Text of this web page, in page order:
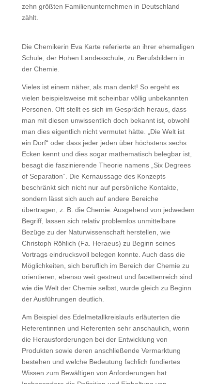
zehn größten Familienunternehmen in Deutschland
zählt.
Die Chemikerin Eva Karte referierte an ihrer ehemaligen
Schule, der Hohen Landesschule, zu Berufsbildern in
der Chemie.
Vieles ist einem näher, als man denkt! So ergeht es
vielen beispielsweise mit scheinbar völlig unbekannten
Personen. Oft stellt es sich im Gespräch heraus, dass
man mit diesen unwissentlich doch bekannt ist, obwohl
man dies eigentlich nicht vermutet hätte. „Die Welt ist
ein Dorf“ oder dass jeder jeden über höchstens sechs
Ecken kennt und dies sogar mathematisch belegbar ist,
besagt die faszinierende Theorie namens „Six Degrees
of Separation“. Die Kernaussage des Konzepts
beschränkt sich nicht nur auf persönliche Kontakte,
sondern lässt sich auch auf andere Bereiche
übertragen, z. B. die Chemie. Ausgehend von jedwedem
Begriff, lassen sich relativ problemlos unmittelbare
Bezüge zu der Naturwissenschaft herstellen, wie
Christoph Röhlich (Fa. Heraeus) zu Beginn seines
Vortrags eindrucksvoll belegen konnte. Auch dass die
Möglichkeiten, sich beruflich im Bereich der Chemie zu
orientieren, ebenso weit gestreut und facettenreich sind
wie die Welt der Chemie selbst, wurde gleich zu Beginn
der Ausführungen deutlich.
Am Beispiel des Edelmetallkreislaufs erläuterten die
Referentinnen und Referenten sehr anschaulich, worin
die Herausforderungen bei der Entwicklung von
Produkten sowie deren anschließende Vermarktung
bestehen und welche Bedeutung fachlich fundiertes
Wissen zum Bewältigen von Anforderungen hat.